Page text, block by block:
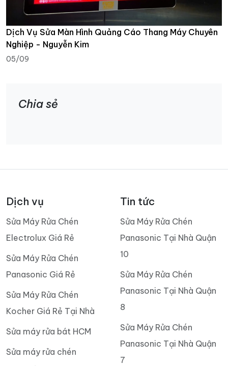
Dịch Vụ Sửa Màn Hình Quảng Cáo Thang Máy Chuyên
Nghiệp - Nguyễn Kim
05/09
Chia sẻ
Dịch vụ
Sửa Máy Rửa Chén
Electrolux Giá Rẻ
Sửa Máy Rửa Chén
Panasonic Giá Rẻ
Sửa Máy Rửa Chén
Kocher Giá Rẻ Tại Nhà
Sửa máy rửa bát HCM
Sửa máy rửa chén
Tin tức
Sửa Máy Rửa Chén
Panasonic Tại Nhà Quận
10
Sửa Máy Rửa Chén
Panasonic Tại Nhà Quận
8
Sửa Máy Rửa Chén
Panasonic Tại Nhà Quận
7